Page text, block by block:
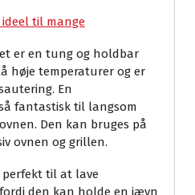
til mange
er en tung og holdbar
høje temperaturer og er
En
fantastisk til langsom
Den kan bruges på
ovnen og grillen.
perfekt til at lave
den kan holde en jævn